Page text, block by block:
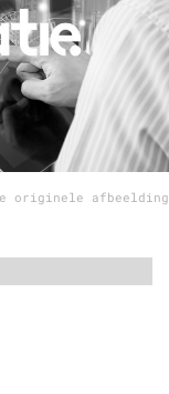
originele afbeelding